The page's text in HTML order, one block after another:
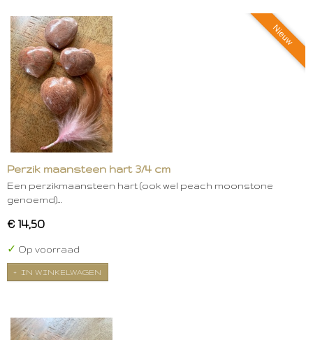
Nieuw
Perzik maansteen hart 3/4 cm
Een perzikmaansteen hart (ook wel peach moonstone
genoemd)…
€ 14,50
✓ Op voorraad
IN WINKELWAGEN